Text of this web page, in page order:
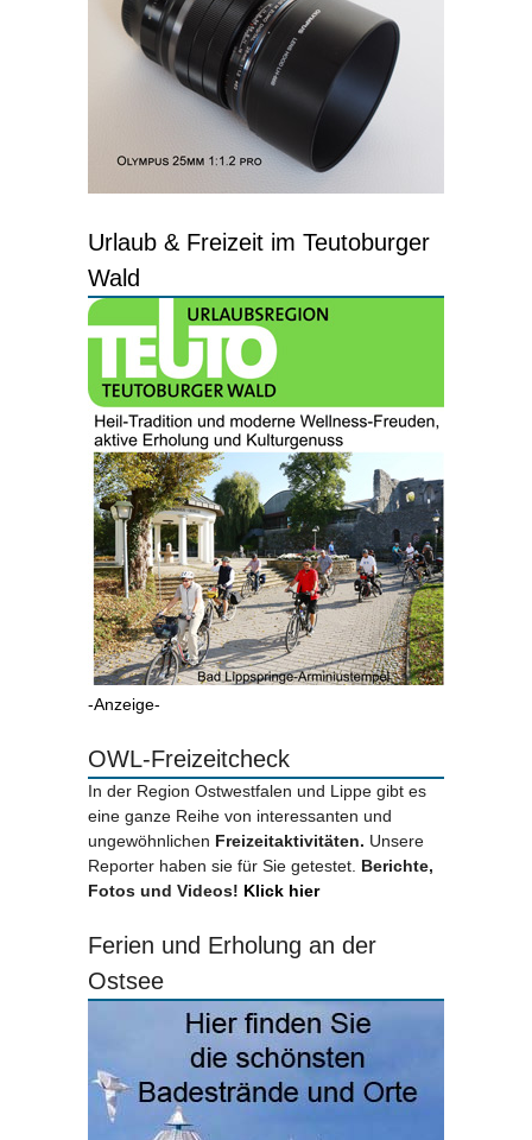
Urlaub & Freizeit im Teutoburger
Wald
-Anzeige-
OWL-Freizeitcheck
In der Region Ostwestfalen und Lippe gibt es
eine ganze Reihe von interessanten und
ungewöhnlichen Freizeitaktivitäten. Unsere
Reporter haben sie für Sie getestet. Berichte,
Fotos und Videos! Klick hier
Ferien und Erholung an der
Ostsee